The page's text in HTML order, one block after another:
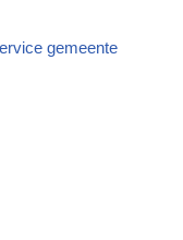
gemeente